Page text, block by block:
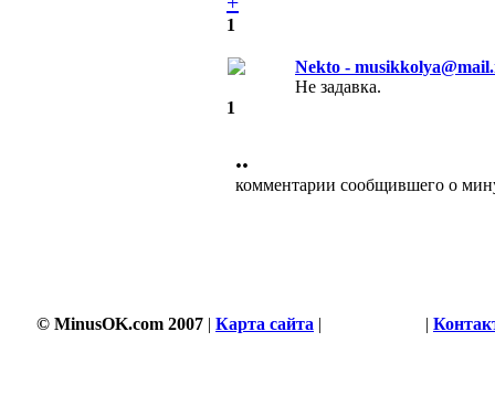
1
Nekto -
Не задавка.
1
••
комментарии сообщившего о
© MinusOK.com 2007 | Карта сайта | |